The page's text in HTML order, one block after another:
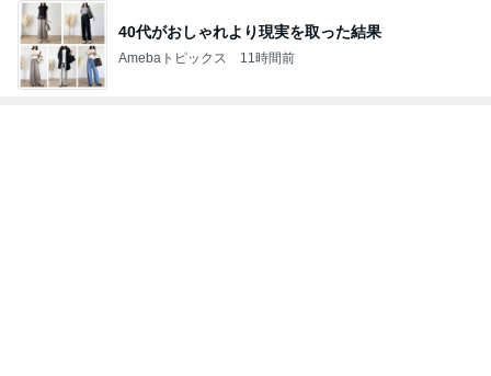
40代がおしゃれより現実を取った結果
Amebaトピックス 11時間前